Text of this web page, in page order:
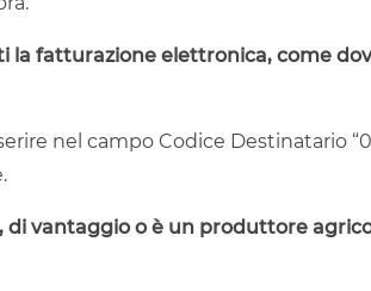
la fatturazione elettronica, come
nel campo Codice Destinatario
vantaggio o è un produttore